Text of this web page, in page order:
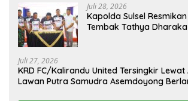
Juli 28, 2026
Kapolda Sulsel
Tembak Tathya
Juli 27, 2026
KRD FC/Kalirandu United Tersingkir Lewat
Lawan Putra Samudra Asemdoyong